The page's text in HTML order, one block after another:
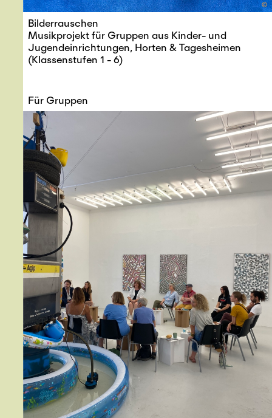
©
Bilderrauschen
Musikprojekt für Gruppen aus Kinder- und
Jugendeinrichtungen, Horten & Tagesheimen
(Klassenstufen 1 - 6)
Für Gruppen